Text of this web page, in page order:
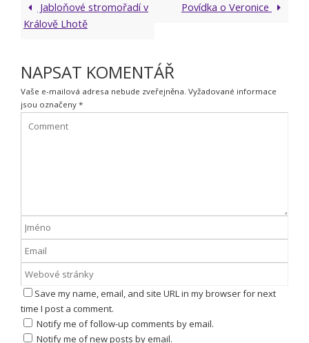
Jabloňové stromořadí v
Králově Lhotě
Povídka o Veronice
NAPSAT KOMENTÁŘ
Vaše e-mailová adresa nebude zveřejněna. Vyžadované informace
jsou označeny *
Save my name, email, and site URL in my browser for next
time I post a comment.
Notify me of follow-up comments by email.
Notify me of new posts by email.